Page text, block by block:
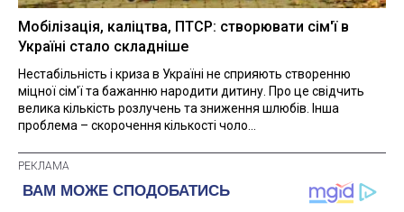
Мобілізація, каліцтва, ПТСР: створювати сім'ї в
Україні стало складніше
Нестабільність і криза в Україні не сприяють створенню
міцної сім'ї та бажанню народити дитину. Про це свідчить
велика кількість розлучень та зниження шлюбів. Інша
проблема – скорочення кількості чоло...